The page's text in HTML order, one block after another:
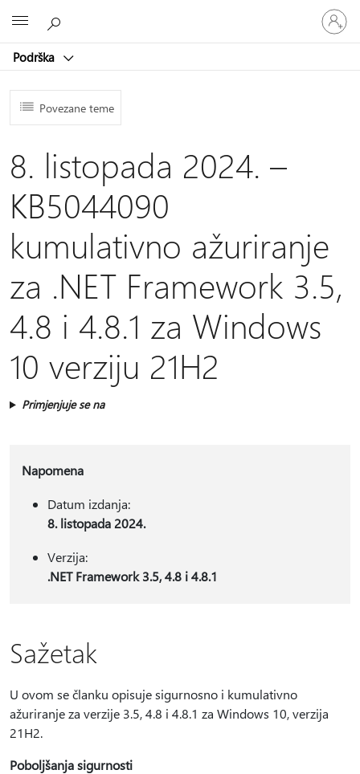
Podrška
Prijavite
se
u
račun
Povezane teme
8. listopada 2024. –
KB5044090
kumulativno ažuriranje
za .NET Framework 3.5,
4.8 i 4.8.1 za Windows
10 verziju 21H2
Primjenjuje se na
Napomena
Datum izdanja:
8. listopada 2024.
Verzija:
.NET Framework 3.5, 4.8 i 4.8.1
Sažetak
U ovom se članku opisuje sigurnosno i kumulativno
ažuriranje za verzije 3.5, 4.8 i 4.8.1 za Windows 10, verzija
21H2.
Poboljšanja sigurnosti